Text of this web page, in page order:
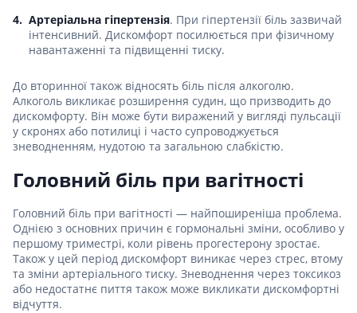
Артеріальна гіпертензія. При гіпертензії біль зазвичай
інтенсивний. Дискомфорт посилюється при фізичному
навантаженні та підвищенні тиску.
До вторинної також відносять біль після алкоголю.
Алкоголь викликає розширення судин, що призводить до
дискомфорту. Він може бути виражений у вигляді пульсації
у скронях або потилиці і часто супроводжується
зневодненням, нудотою та загальною слабкістю.
Головний біль при вагітності
Головний біль при вагітності — найпоширеніша проблема.
Однією з основних причин є гормональні зміни, особливо у
першому триместрі, коли рівень прогестерону зростає.
Також у цей період дискомфорт виникає через стрес, втому
та зміни артеріального тиску. Зневоднення через токсикоз
або недостатнє пиття також може викликати дискомфортні
відчуття.